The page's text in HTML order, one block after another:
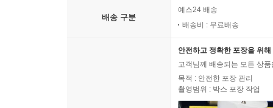
배송 구분
예스24 배송
배송비 : 무료배송
안전하고 정확한 포장을 위
고객님께 배송되는 모든 상
목적 : 안전한 포장 관리
촬영범위 : 박스 포장 작업